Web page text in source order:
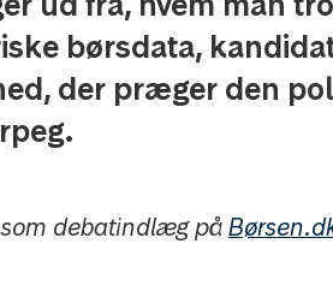
børsdata,
der præger den
debatindlæg på